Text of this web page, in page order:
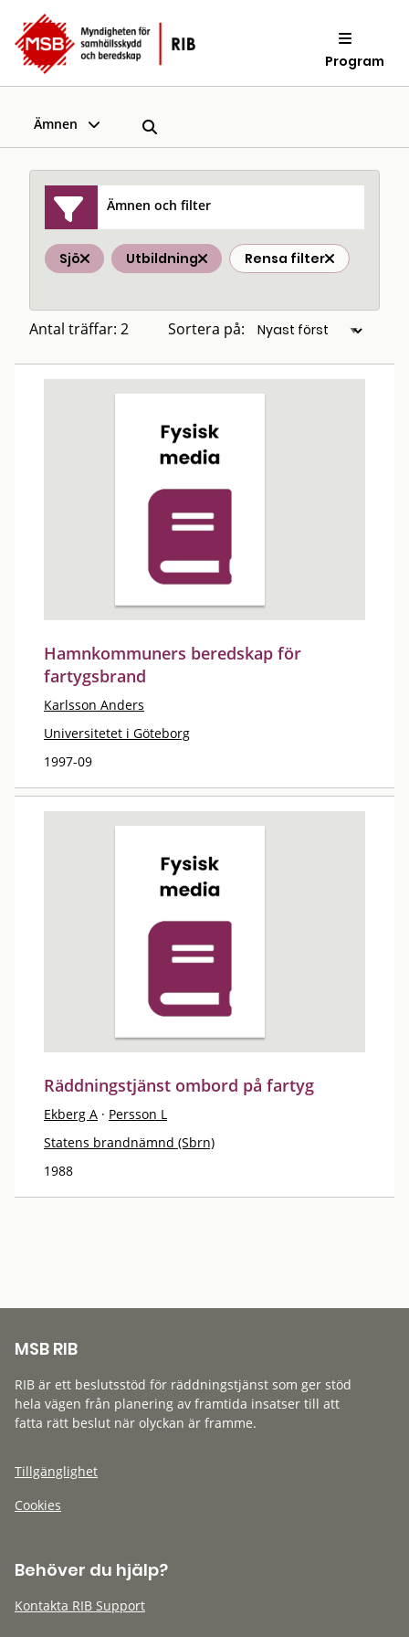
Program
Ämnen
Ämnen och filter
Sjö Utbildning Rensa filter
Antal träffar: 2 Sortera på:
Hamnkommuners beredskap för
fartygsbrand
Karlsson Anders
Universitetet i Göteborg
1997-09
Räddningstjänst ombord på fartyg
Ekberg A · Persson L
Statens brandnämnd (Sbrn)
1988
MSB RIB
RIB är ett beslutsstöd för räddningstjänst som ger stöd
hela vägen från planering av framtida insatser till att
fatta rätt beslut när olyckan är framme.
Tillgänglighet
Cookies
Behöver du hjälp?
Kontakta RIB Support